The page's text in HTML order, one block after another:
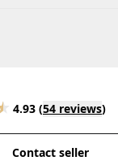
4.93 (54 reviews)
Contact seller